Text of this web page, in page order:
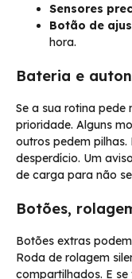
Sensores
Botão de
hora.
Bateria e
Se a sua rotina
prioridade. Alguns
outros pedem
desperdício. Um
de carga para não
Botões,
Botões extras
Roda de rolagem
compartilhados. E